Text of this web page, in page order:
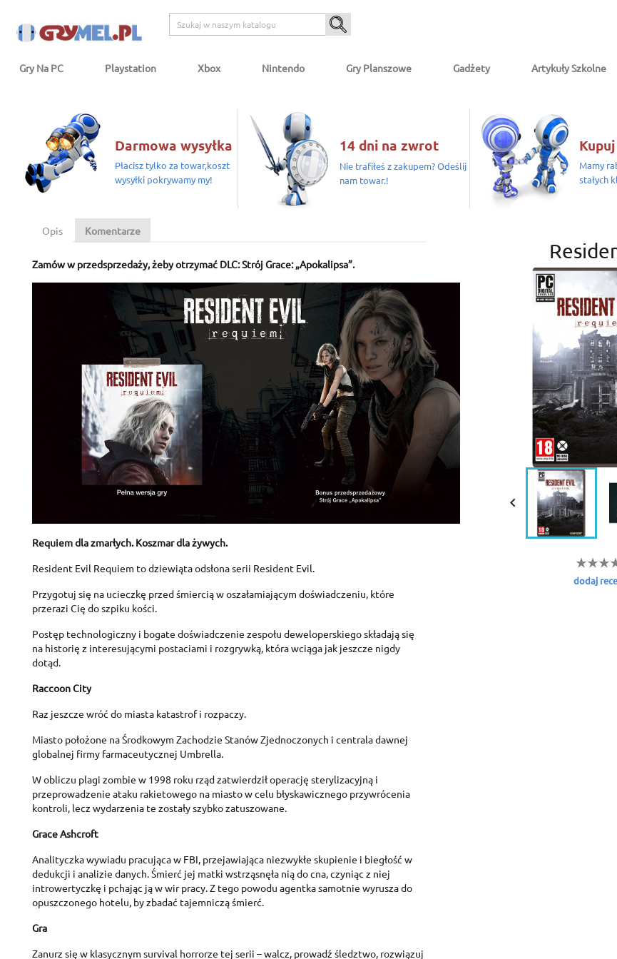
Add to wishlist
You need to be logged in to save products in your wishlist.
Gry Na PC Playstation Xbox Nintendo Gry Planszowe Gadżety Artykuły Szkolne
Darmowa wysyłka
Płacisz tylko za towar,koszt
wysyłki pokrywamy my!
14 dni na zwrot
Nie trafiłeś z zakupem? Odeślij
nam towar.!
Mamy
stałych
Opis Komentarze
Zamów w przedsprzedaży, żeby otrzymać DLC: Strój Grace: „Apokalipsa”.
Requiem dla zmarłych. Koszmar dla żywych.
Resident Evil Requiem to dziewiąta odsłona serii Resident Evil.
Przygotuj się na ucieczkę przed śmiercią w oszałamiającym doświadczeniu, które
przerazi Cię do szpiku kości.
Postęp technologiczny i bogate doświadczenie zespołu deweloperskiego składają się
na historię z interesującymi postaciami i rozgrywką, która wciąga jak jeszcze nigdy
dotąd.
Raccoon City
Raz jeszcze wróć do miasta katastrof i rozpaczy.
Miasto położone na Środkowym Zachodzie Stanów Zjednoczonych i centrala dawnej
globalnej firmy farmaceutycznej Umbrella.
W obliczu plagi zombie w 1998 roku rząd zatwierdził operację sterylizacyjną i
przeprowadzenie ataku rakietowego na miasto w celu błyskawicznego przywrócenia
kontroli, lecz wydarzenia te zostały szybko zatuszowane.
Grace Ashcroft
Analityczka wywiadu pracująca w FBI, przejawiająca niezwykłe skupienie i biegłość w
dedukcji i analizie danych. Śmierć jej matki wstrząsnęła nią do cna, czyniąc z niej
introwertyczkę i pchając ją w wir pracy. Z tego powodu agentka samotnie wyrusza do
opuszczonego hotelu, by zbadać tajemniczą śmierć.
Gra
Zanurz się w klasycznym survival horrorze tej serii – walcz, prowadź śledztwo, rozwiązuj

dodaj